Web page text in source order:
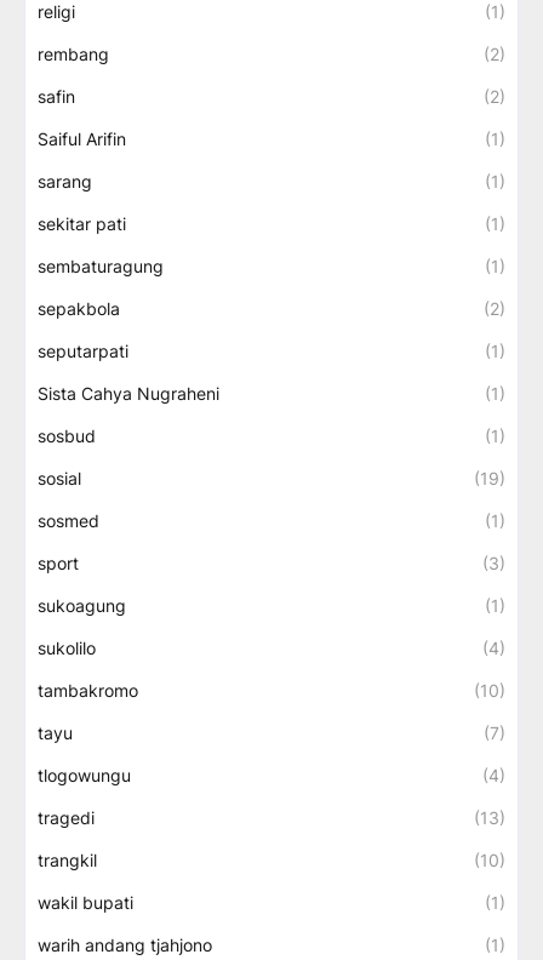
religi (1)
rembang (2)
safin (2)
Saiful Arifin (1)
sarang (1)
sekitar pati (1)
sembaturagung (1)
sepakbola (2)
seputarpati (1)
Sista Cahya Nugraheni (1)
sosbud (1)
sosial (19)
sosmed (1)
sport (3)
sukoagung (1)
sukolilo (4)
tambakromo (10)
tayu (7)
tlogowungu (4)
tragedi (13)
trangkil (10)
wakil bupati (1)
warih andang tjahjono (1)